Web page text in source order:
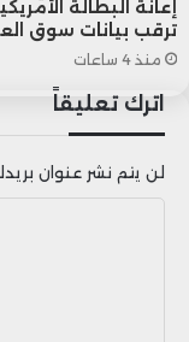
الملفات في
قضية الأراضي،
بالنسبة
يظهر جدية
على
إعانة البطالة
ترقب بيانات سوق
منذ 4 ساعات
اترك تعليقاً
لن يتم نشر عنوان